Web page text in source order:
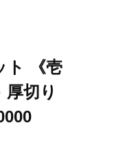
ト 《壱
切り